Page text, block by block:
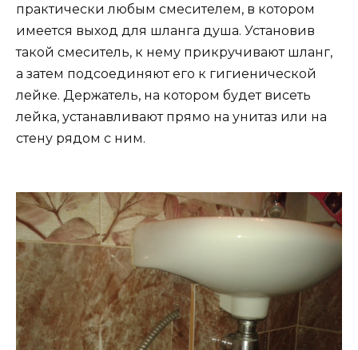
практически любым смесителем, в котором
имеется выход для шланга душа. Установив
такой смеситель, к нему прикручивают шланг,
а затем подсоединяют его к гигиенической
лейке. Держатель, на котором будет висеть
лейка, устанавливают прямо на унитаз или на
стену рядом с ним.